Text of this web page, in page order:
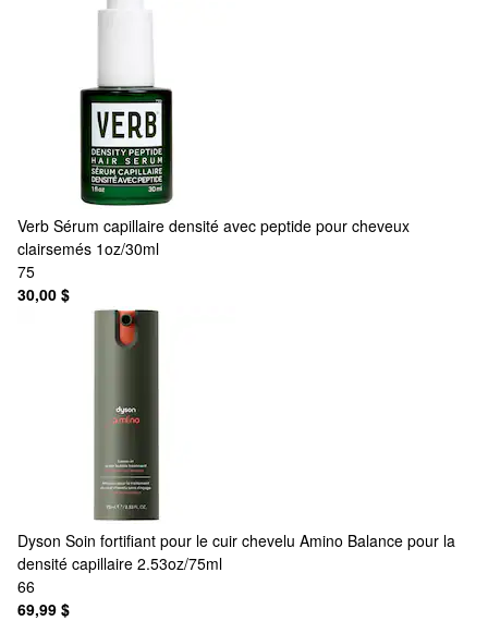
Verb Sérum capillaire densité avec peptide pour cheveux
clairsemés 1oz/30ml
75
30,00 $
Dyson Soin fortifiant pour le cuir chevelu Amino Balance pour la
densité capillaire 2.53oz/75ml
66
69,99 $